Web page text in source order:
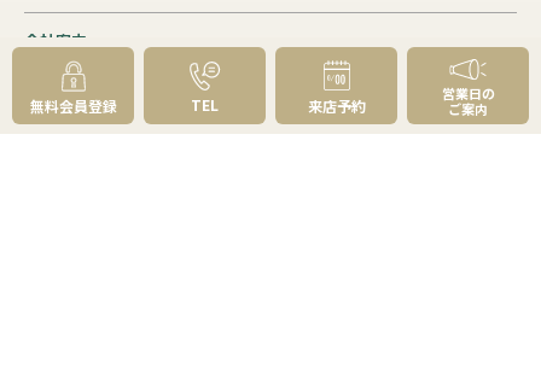
会社案内
会社案内TOP
私たちについて
アクセス
無料会員登録 TEL 来店予約
営業日の
ご案内